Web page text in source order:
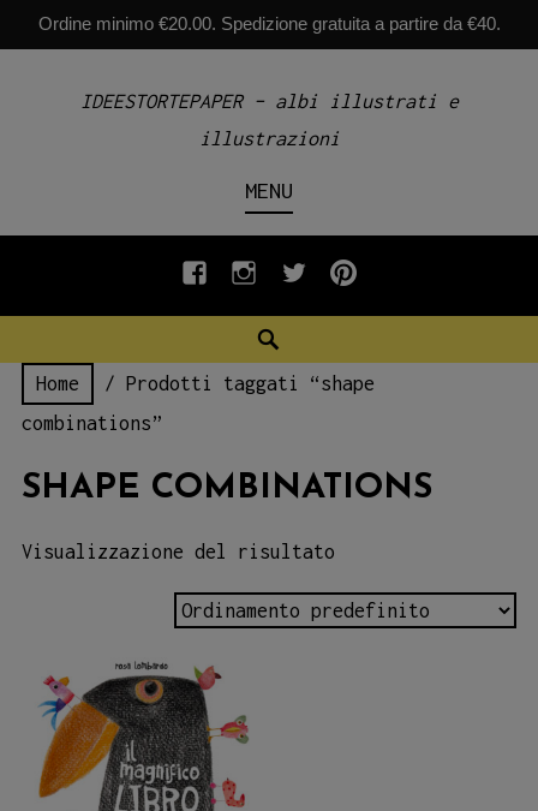
Ordine minimo €20.00. Spedizione gratuita a partire da €40.
IDEESTORTEPAPER – albi illustrati e
illustrazioni
MENU
fb INSTAGRAM
twiterpinterest
Home
/ Prodotti taggati “shape
combinations”
SHAPE COMBINATIONS
Visualizzazione del risultato